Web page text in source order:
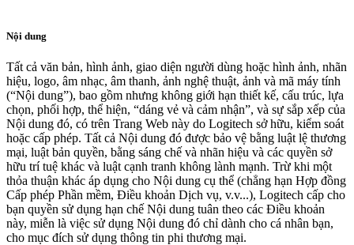
Nội dung
Tất cả văn bản, hình ảnh, giao diện người dùng hoặc hình ảnh, nhãn
hiệu, logo, âm nhạc, âm thanh, ảnh nghệ thuật, ảnh và mã máy tính
(“Nội dung”), bao gồm nhưng không giới hạn thiết kế, cấu trúc, lựa
chọn, phối hợp, thể hiện, “dáng vẻ và cảm nhận”, và sự sắp xếp của
Nội dung đó, có trên Trang Web này do Logitech sở hữu, kiểm soát
hoặc cấp phép. Tất cả Nội dung đó được bảo vệ bằng luật lệ thương
mại, luật bản quyền, bằng sáng chế và nhãn hiệu và các quyền sở
hữu trí tuệ khác và luật cạnh tranh không lành mạnh. Trừ khi một
thỏa thuận khác áp dụng cho Nội dung cụ thể (chẳng hạn Hợp đồng
Cấp phép Phần mềm, Điều khoản Dịch vụ, v.v...), Logitech cấp cho
bạn quyền sử dụng hạn chế Nội dung tuân theo các Điều khoản
này, miễn là việc sử dụng Nội dung đó chỉ dành cho cá nhân bạn,
cho mục đích sử dụng thông tin phi thương mại.